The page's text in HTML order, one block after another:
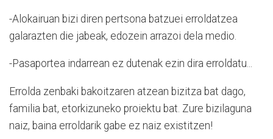
-Alokairuan bizi diren pertsona batzuei erroldatzea
galarazten die jabeak, edozein arrazoi dela medio.
-Pasaportea indarrean ez dutenak ezin dira erroldatu...
Errolda zenbaki bakoitzaren atzean bizitza bat dago,
familia bat, etorkizuneko proiektu bat. Zure bizilaguna
naiz, baina erroldarik gabe ez naiz existitzen!